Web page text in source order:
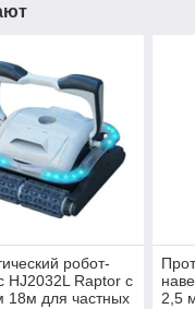
робот-
HJ2032L Raptor с
18м для частных
2,5